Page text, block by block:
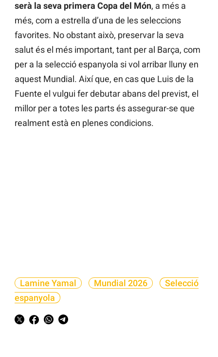
serà la seva primera Copa del Món, a més a
més, com a estrella d’una de les seleccions
favorites. No obstant això, preservar la seva
salut és el més important, tant per al Barça, com
per a la selecció espanyola si vol arribar lluny en
aquest Mundial. Així que, en cas que Luis de la
Fuente el vulgui fer debutar abans del previst, el
millor per a totes les parts és assegurar-se que
realment està en plenes condicions.
Lamine Yamal Mundial 2026
Selecció
espanyola